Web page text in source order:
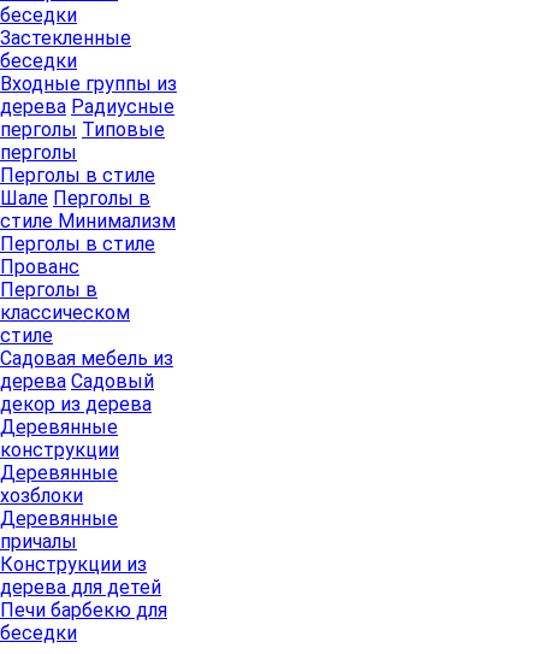
беседки
Застекленные
беседки
Входные группы из
дерева Радиусные
перголы Типовые
перголы
Перголы в стиле
Шале Перголы в
стиле Минимализм
Перголы в стиле
Прованс
Перголы в
классическом
стиле
Садовая мебель из
дерева Садовый
декор из дерева
Деревянные
конструкции
Деревянные
хозблоки
Деревянные
причалы
Конструкции из
дерева для детей
Печи барбекю для
беседки